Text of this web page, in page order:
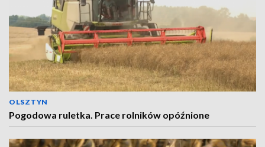
OLSZTYN
Pogodowa ruletka. Prace rolników opóźnione